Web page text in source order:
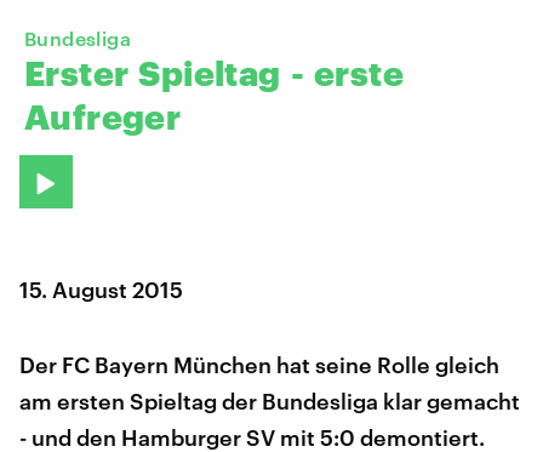
Bundesliga
Erster Spieltag - erste
Aufreger
15. August 2015
Der FC Bayern München hat seine Rolle gleich
am ersten Spieltag der Bundesliga klar gemacht
- und den Hamburger SV mit 5:0 demontiert.